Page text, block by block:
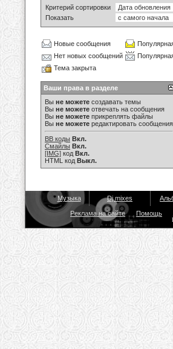
Критерий сортировки
Показать
Новые сообщения
Нет новых сообщений
Тема закрыта
Ваши права в разделе
Вы не можете создавать темы
Вы не можете отвечать на сообщения
Вы не можете прикреплять файлы
Вы не можете редактировать сообщения
BB коды Вкл.
Смайлы Вкл.
[IMG] код Вкл.
HTML код Выкл.
Музыка Dj mixes
Реклама на сайте Помощь